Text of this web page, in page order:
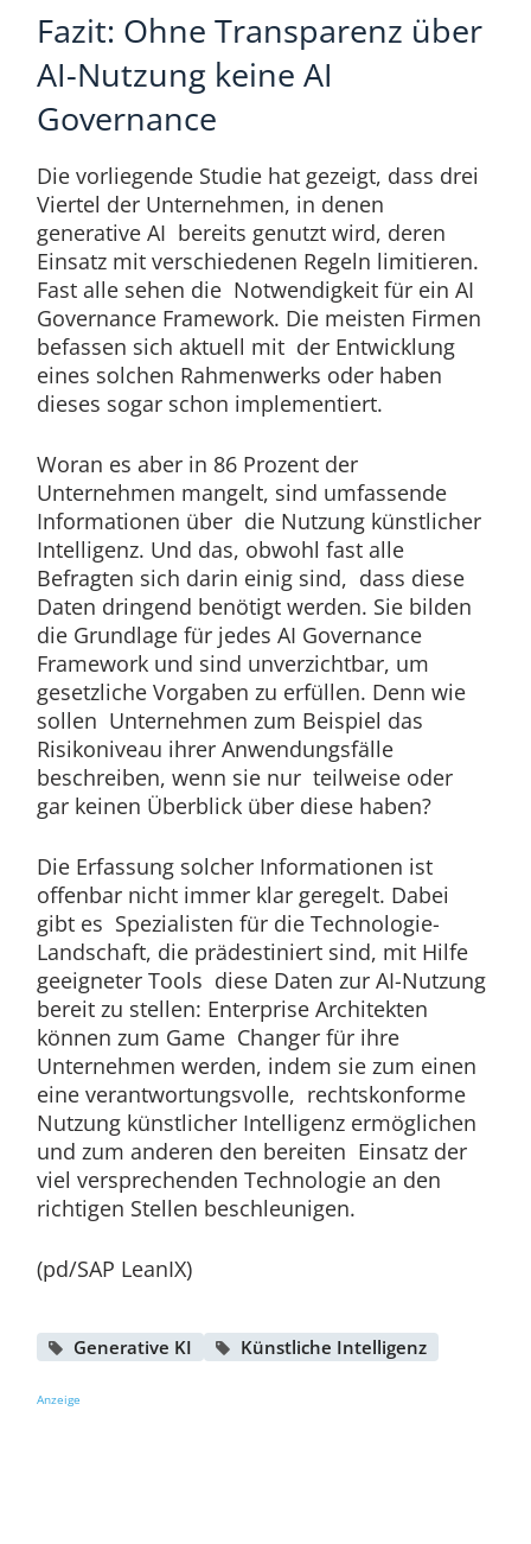
Fazit: Ohne Transparenz über
AI-Nutzung keine AI
Governance
Die vorliegende Studie hat gezeigt, dass drei
Viertel der Unternehmen, in denen
generative AI bereits genutzt wird, deren
Einsatz mit verschiedenen Regeln limitieren.
Fast alle sehen die Notwendigkeit für ein AI
Governance Framework. Die meisten Firmen
befassen sich aktuell mit der Entwicklung
eines solchen Rahmenwerks oder haben
dieses sogar schon implementiert.
Woran es aber in 86 Prozent der
Unternehmen mangelt, sind umfassende
Informationen über die Nutzung künstlicher
Intelligenz. Und das, obwohl fast alle
Befragten sich darin einig sind, dass diese
Daten dringend benötigt werden. Sie bilden
die Grundlage für jedes AI Governance
Framework und sind unverzichtbar, um
gesetzliche Vorgaben zu erfüllen. Denn wie
sollen Unternehmen zum Beispiel das
Risikoniveau ihrer Anwendungsfälle
beschreiben, wenn sie nur teilweise oder
gar keinen Überblick über diese haben?
Die Erfassung solcher Informationen ist
offenbar nicht immer klar geregelt. Dabei
gibt es Spezialisten für die Technologie-
Landschaft, die prädestiniert sind, mit Hilfe
geeigneter Tools diese Daten zur AI-Nutzung
bereit zu stellen: Enterprise Architekten
können zum Game Changer für ihre
Unternehmen werden, indem sie zum einen
eine verantwortungsvolle, rechtskonforme
Nutzung künstlicher Intelligenz ermöglichen
und zum anderen den bereiten Einsatz der
viel versprechenden Technologie an den
richtigen Stellen beschleunigen.
(pd/SAP LeanIX)
Generative KI Künstliche Intelligenz
Anzeige